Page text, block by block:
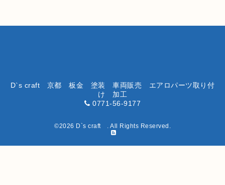
D`s craft 京都 板金 塗装 車両販売 エアロパーツ取り付
け 加工
0771-56-9177
©2026 D`s craft . All Rights Reserved.